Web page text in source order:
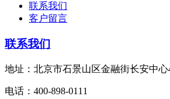
联系我们
客户留言
联系我们
地址：北京市石景山区金融街长安中心
电话：400-898-0111